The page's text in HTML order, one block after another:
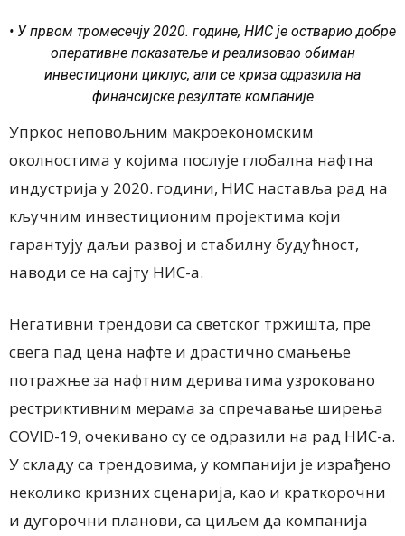
• У првом тромесечју 2020. године, НИС је остварио добре
оперативне показатеље и реализовао обиман
инвестициони циклус, али се криза одразила на
финансијске резултате компаније
Упркос неповољним макроекономским
околностима у којима послује глобална нафтна
индустрија у 2020. години, НИС наставља рад на
кључним инвестиционим пројектима који
гарантују даљи развој и стабилну будућност,
наводи се на сајту НИС-а.
Негативни трендови са светског тржишта, пре
свега пад цена нафте и драстично смањење
потражње за нафтним дериватима узроковано
рестриктивним мерама за спречавање ширења
COVID-19, очекивано су се одразили на рад НИС-а.
У складу са трендовима, у компанији је израђено
неколико кризних сценарија, као и краткорочни
и дугорочни планови, са циљем да компанија